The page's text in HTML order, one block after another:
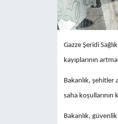
Gazze Şeridi
kayıplarının
Bakanlık, şehitler
saha koşullarının
Bakanlık,